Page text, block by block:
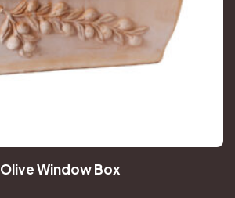
Olive Window Box